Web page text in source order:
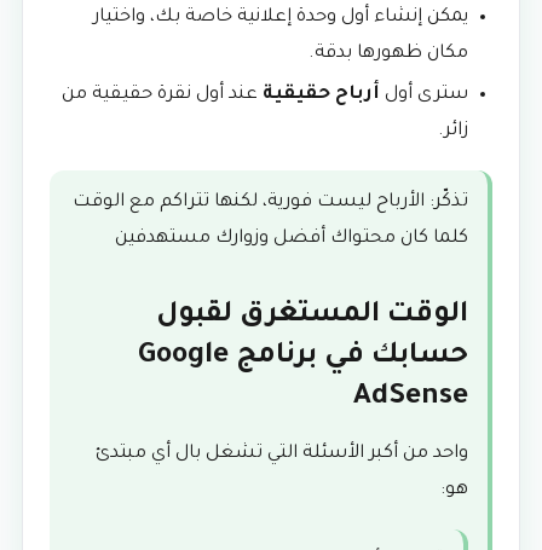
يمكن إنشاء أول وحدة إعلانية خاصة بك، واختيار
مكان ظهورها بدقة.
سترى أول أرباح حقيقية عند أول نقرة حقيقية من
زائر.
تذكّر: الأرباح ليست فورية، لكنها تتراكم مع الوقت
كلما كان محتواك أفضل وزوارك مستهدفين
الوقت المستغرق لقبول
حسابك في برنامج Google
AdSense
واحد من أكبر الأسئلة التي تشغل بال أي مبتدئ
هو: